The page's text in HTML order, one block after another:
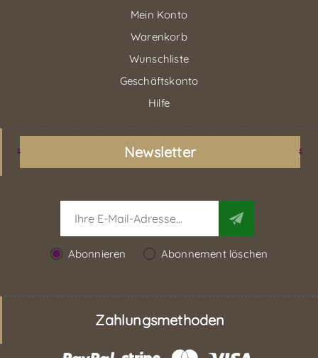
Mein Konto
Warenkorb
Wunschliste
Geschäftskonto
Hilfe
Newsletter
Abonnieren Abonnement löschen
Zahlungsmethoden